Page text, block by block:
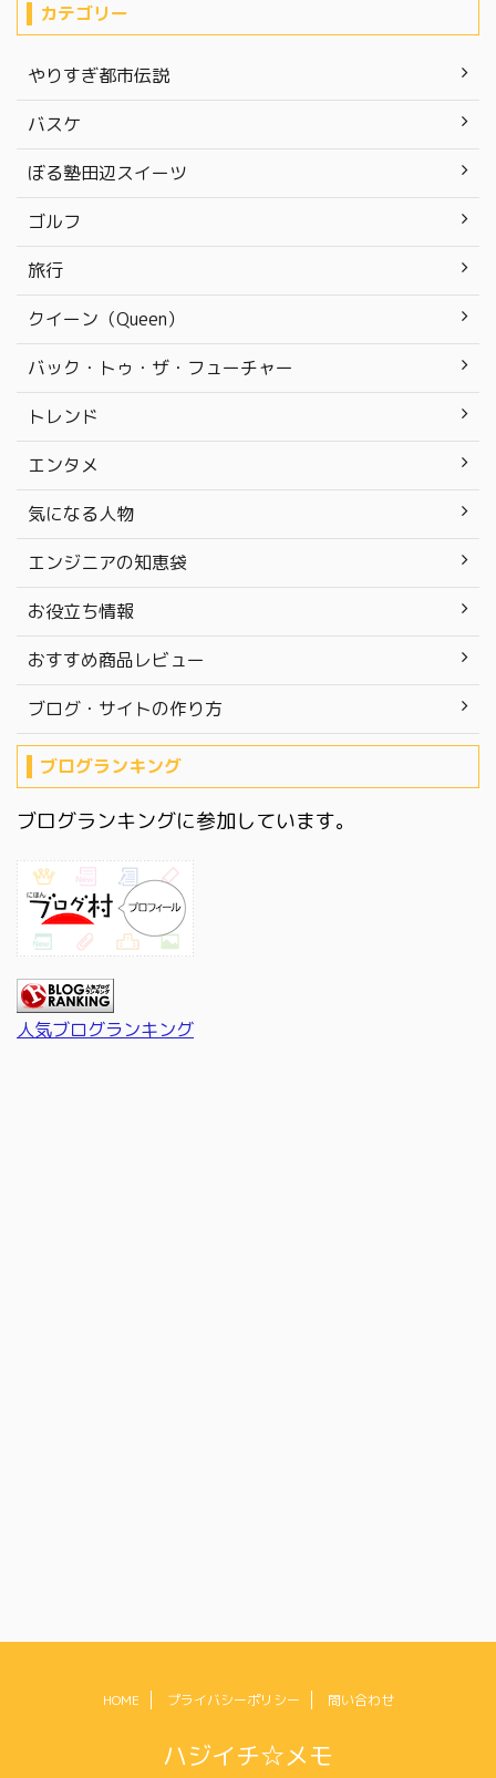
カテゴリー
やりすぎ都市伝説
バスケ
ぼる塾田辺スイーツ
ゴルフ
旅行
クイーン（Queen）
バック・トゥ・ザ・フューチャー
トレンド
エンタメ
気になる人物
エンジニアの知恵袋
お役立ち情報
おすすめ商品レビュー
ブログ・サイトの作り方
ブログランキング
ブログランキングに参加しています。
人気ブログランキング
HOME プライバシーポリシー 問い合わせ
ハジイチ☆メモ